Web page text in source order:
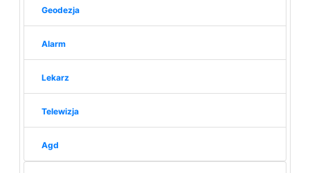
Geodezja
Alarm
Lekarz
Telewizja
Agd